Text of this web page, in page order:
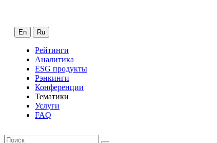
En Ru
Рейтинги
Аналитика
ESG продукты
Рэнкинги
Конференции
Тематики
Услуги
FAQ